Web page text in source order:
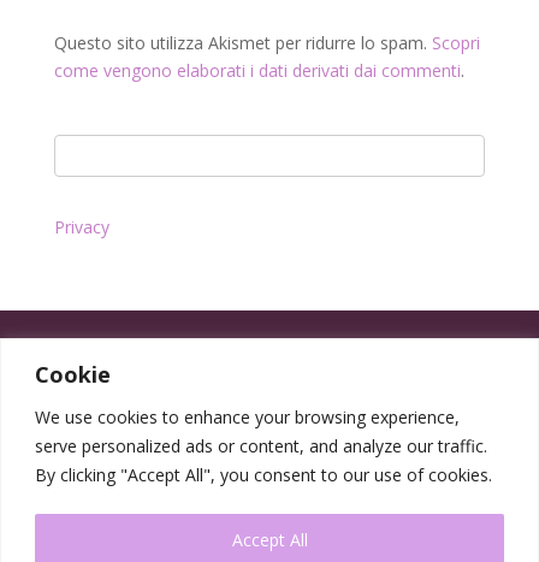
Cookie
We use cookies to enhance your browsing experience,
serve personalized ads or content, and analyze our traffic.
By clicking "Accept All", you consent to our use of cookies.
Accept All
Questo sito utilizza Akismet per ridurre lo spam. Scopri
come vengono elaborati i dati derivati dai commenti.
Privacy